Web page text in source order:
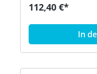
112,40 €*
In